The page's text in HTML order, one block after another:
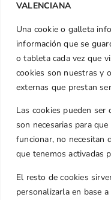
VALENCIANA
Una cookie o galleta
información que se
o tableta cada vez que
cookies son nuestras y
externas que prestan
Las cookies pueden ser
son necesarias para
funcionar, no necesitan
que tenemos activadas
El resto de cookies
personalizarla en base
Centre de
Caballero, Nº